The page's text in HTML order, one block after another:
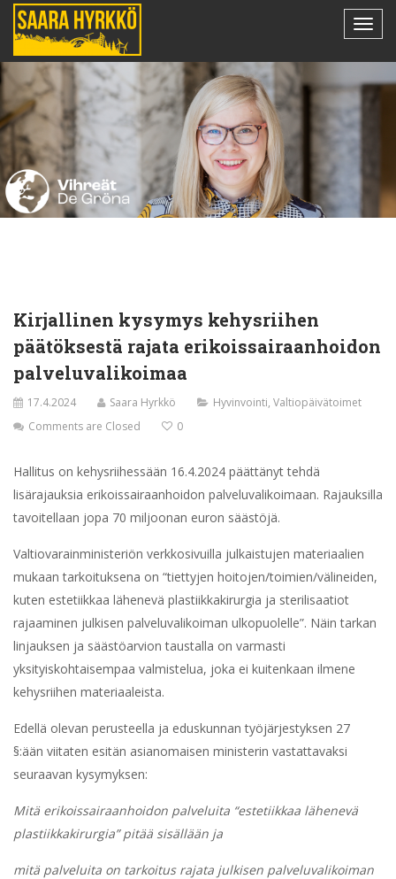
Kirjallinen kysymys kehysriihen
päätöksestä rajata erikoissairaanhoidon
palveluvalikoimaa
17.4.2024 Saara Hyrkkö Hyvinvointi, Valtiopäivätoimet
Comments are Closed
0
Hallitus on kehysriihessään 16.4.2024 päättänyt tehdä
lisärajauksia erikoissairaanhoidon palveluvalikoimaan. Rajauksilla
tavoitellaan jopa 70 miljoonan euron säästöjä.
Valtiovarainministeriön verkkosivuilla julkaistujen materiaalien
mukaan tarkoituksena on “tiettyjen hoitojen/toimien/välineiden,
kuten estetiikkaa lähenevä plastiikkakirurgia ja sterilisaatiot
rajaaminen julkisen palveluvalikoiman ulkopuolelle”. Näin tarkan
linjauksen ja säästöarvion taustalla on varmasti
yksityiskohtaisempaa valmistelua, joka ei kuitenkaan ilmene
kehysriihen materiaaleista.
Edellä olevan perusteella ja eduskunnan työjärjestyksen 27
§:ään viitaten esitän asianomaisen ministerin vastattavaksi
seuraavan kysymyksen:
Mitä erikoissairaanhoidon palveluita “estetiikkaa lähenevä
plastiikkakirurgia” pitää sisällään ja
mitä palveluita on tarkoitus rajata julkisen palveluvalikoiman